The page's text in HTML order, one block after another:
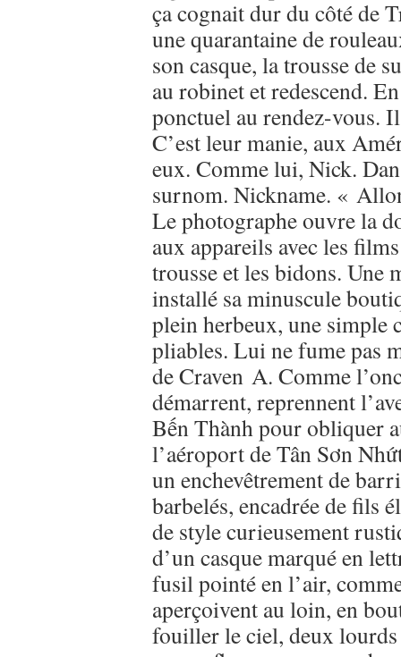
ça cognait dur du côté de
une quarantaine de
son casque, la trousse de
au robinet et redescend.
ponctuel au rendez-vous.
C’est leur manie, aux
eux. Comme lui, Nick.
surnom. Nickname. «
Le photographe ouvre la
aux appareils avec les
trousse et les bidons. Une
installé sa minuscule
plein herbeux, une simple
pliables. Lui ne fume pas
de Craven A. Comme
démarrent, reprennent
Bến Thành pour obliquer
l’aéroport de Tân Sơn
un enchevêtrement de
barbelés, encadrée de fils
de style curieusement
d’un casque marqué en
fusil pointé en l’air,
aperçoivent au loin, en
fouiller le ciel, deux